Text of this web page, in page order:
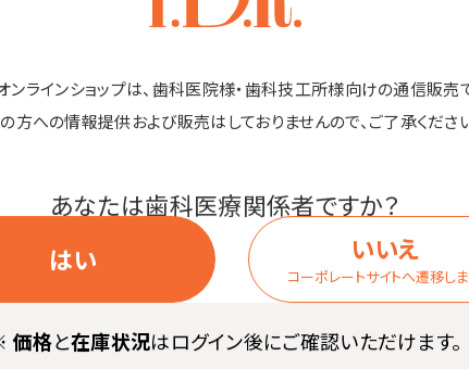
ンラインショップは、歯科医院様・歯科技工所様向けの通信販売
方への情報提供および販売はしておりませんので、ご了承くださ
あなたは歯科医療関係者ですか？
はい
いいえ
コーポレートサイトへ遷移し
価格と在庫状況はログイン後にご確認いただけます。
価格です。
お客様・スタッフの声